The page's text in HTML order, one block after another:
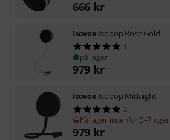
666 kr
Isovox Isopop Rose Gold
1
på lager
979 kr
Isovox Isopop Midnight
2
På lager indenfor 5–7 uger
979 kr